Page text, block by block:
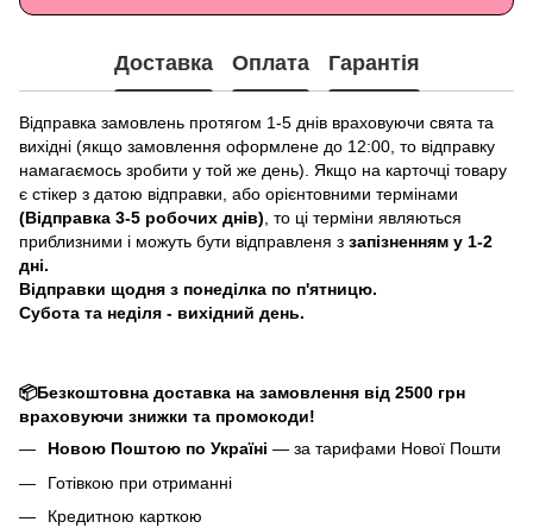
Доставка Оплата Гарантія
Відправка замовлень протягом 1-5 днів враховуючи свята та
вихідні (якщо замовлення оформлене до 12:00, то відправку
намагаємось зробити у той же день). Якщо на карточці товару
є стікер з датою відправки, або орієнтовними термінами
(Відправка 3-5 робочих днів), то ці терміни являються
приблизними і можуть бути відправленя з запізненням у 1-2
дні.
Відправки щодня з понеділка по п'ятницю.
Субота та неділя - вихідний день.
📦Безкоштовна доставка на замовлення від 2500 грн
враховуючи знижки та промокоди!
Новою Поштою по Україні — за тарифами Нової Пошти
Готівкою при отриманні
Кредитною карткою